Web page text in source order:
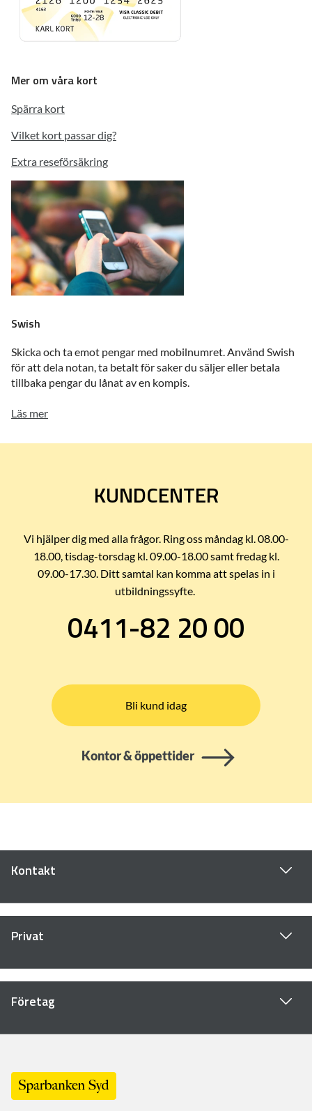
Mer om våra kort
Spärra kort
Vilket kort passar dig?
Extra reseförsäkring
Swish
Skicka och ta emot pengar med mobilnumret. Använd Swish
för att dela notan, ta betalt för saker du säljer eller betala
tillbaka pengar du lånat av en kompis.
Läs mer
KUNDCENTER
Vi hjälper dig med alla frågor. Ring oss måndag kl. 08.00-
18.00, tisdag-torsdag kl. 09.00-18.00 samt fredag kl.
09.00-17.30. Ditt samtal kan komma att spelas in i
utbildningssyfte.
0411-82 20 00
Bli kund idag
Kontor & öppettider
Kontakt
Privat
Företag